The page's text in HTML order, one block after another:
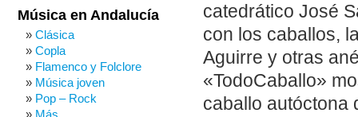
catedrático José
con los caballos,
Aguirre y otras
«TodoCaballo»
caballo autóctona
Música en Andalucía
Clásica
Copla
Flamenco y Folclore
Música joven
Pop – Rock
Más